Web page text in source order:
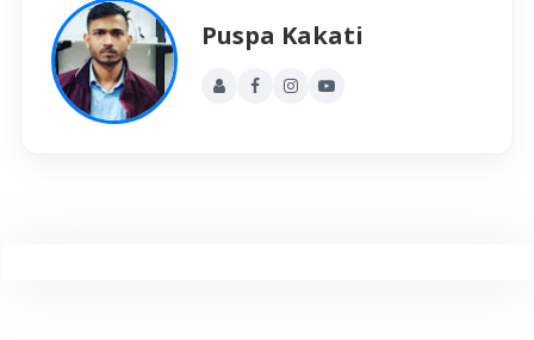
Puspa Kakati